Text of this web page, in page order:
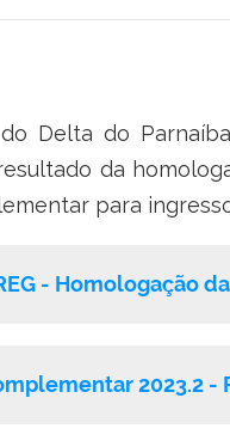
Delta do
da
para
- Homologação
2023.2